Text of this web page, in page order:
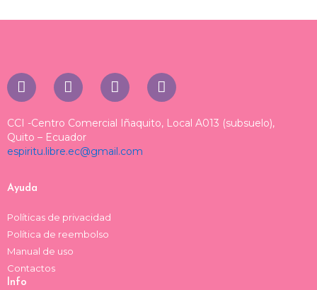
I
n
t
a
g
a
T
i
t
o
k
T
h
e
d
F
a
e
CCI -Centro Comercial Iñaquito, Local A013 (subsuelo),
Quito – Ecuador
espiritu.libre.ec@gmail.com
Ayuda
Políticas de privacidad
Política de reembolso
Manual de uso
Contactos
Info